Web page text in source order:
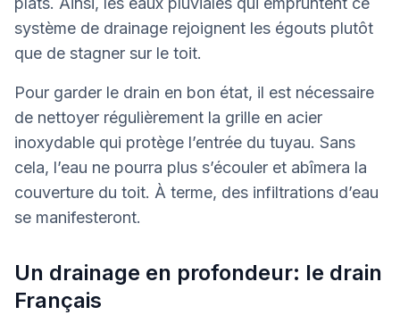
système de drainage rejoignent les égouts plutôt
que de stagner sur le toit.
Pour garder le drain en bon état, il est nécessaire
de nettoyer régulièrement la grille en acier
inoxydable qui protège l’entrée du tuyau. Sans
cela, l’eau ne pourra plus s’écouler et abîmera la
couverture du toit. À terme, des infiltrations d’eau
se manifesteront.
Un drainage en profondeur: le drain
Français